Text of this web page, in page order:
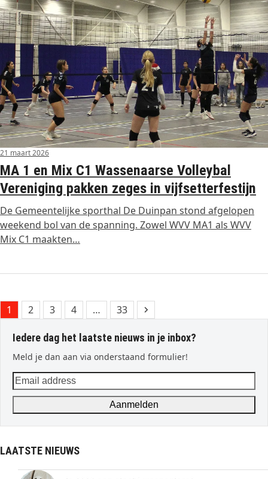
21 maart 2026
MA 1 en Mix C1 Wassenaarse Volleybal
Vereniging pakken zeges in vijfsetterfestijn
De Gemeentelijke sporthal De Duinpan stond afgelopen
weekend bol van de spanning. Zowel WVV MA1 als WVV
Mix C1 maakten…
Page
1 Page
2 Page
3 Page
4 … Page
33 Next
Iedere dag het laatste nieuws in je inbox?
Meld je dan aan via onderstaand formulier!
Email
address
Aanmelden
LAATSTE NIEUWS